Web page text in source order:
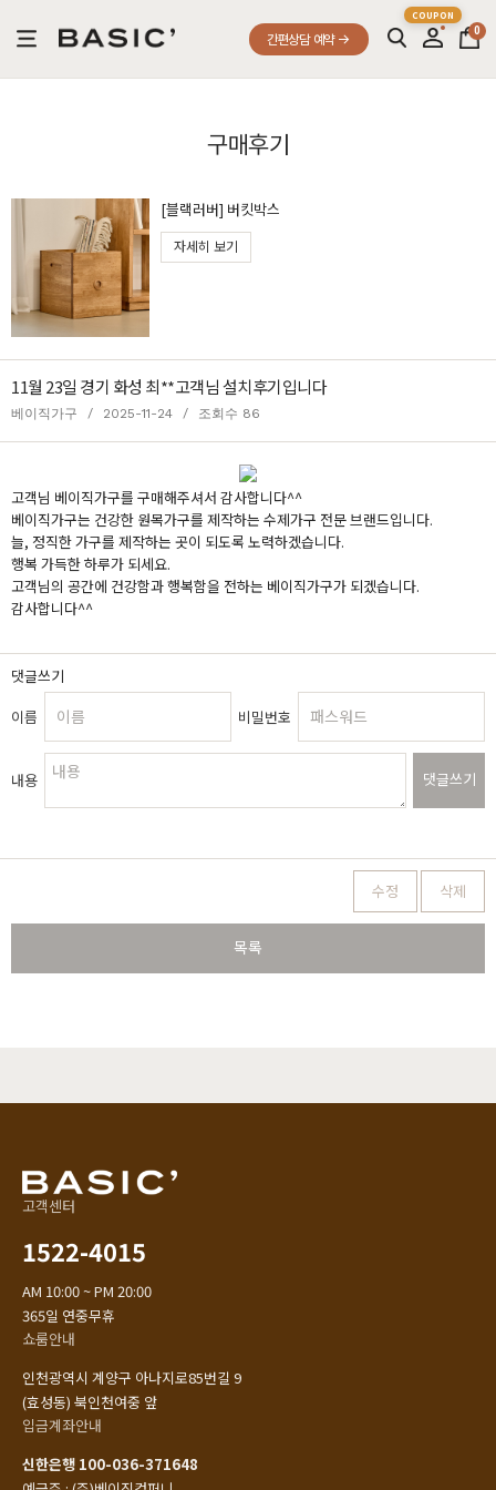
간편상담 예약
0
구매후기
[블랙러버] 버킷박스
자세히 보기
11월 23일 경기 화성 최**고객님 설치후기입니다
베이직가구 / 2025-11-24 / 조회수 86
고객님 베이직가구를 구매해주셔서 감사합니다^^
베이직가구는 건강한 원목가구를 제작하는 수제가구 전문 브랜드입니다.
늘, 정직한 가구를 제작하는 곳이 되도록 노력하겠습니다.
행복 가득한 하루가 되세요.
고객님의 공간에 건강함과 행복함을 전하는 베이직가구가 되겠습니다.
감사합니다^^
댓글쓰기
이름
비밀번호
내용 댓글쓰기
수정 삭제
목록
고객센터
1522-4015
AM 10:00 ~ PM 20:00
365일 연중무휴
쇼룸안내
인천광역시 계양구 아나지로85번길 9
(효성동) 북인천여중 앞
입금계좌안내
신한은행 100-036-371648